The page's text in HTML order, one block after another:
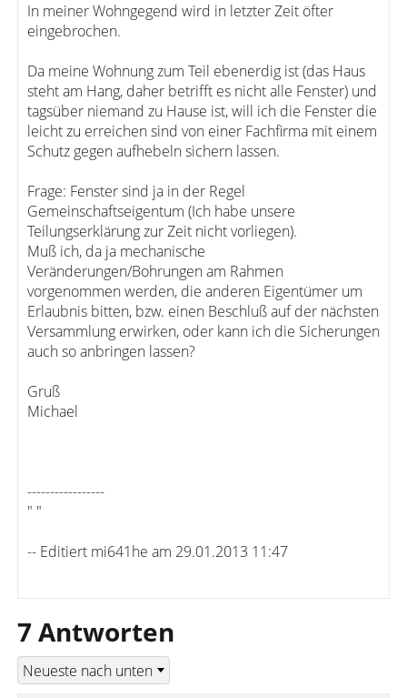
In meiner Wohngegend wird in letzter Zeit öfter
eingebrochen.
Da meine Wohnung zum Teil ebenerdig ist (das Haus
steht am Hang, daher betrifft es nicht alle Fenster) und
tagsüber niemand zu Hause ist, will ich die Fenster die
leicht zu erreichen sind von einer Fachfirma mit einem
Schutz gegen aufhebeln sichern lassen.
Frage: Fenster sind ja in der Regel
Gemeinschaftseigentum (Ich habe unsere
Teilungserklärung zur Zeit nicht vorliegen).
Muß ich, da ja mechanische
Veränderungen/Bohrungen am Rahmen
vorgenommen werden, die anderen Eigentümer um
Erlaubnis bitten, bzw. einen Beschluß auf der nächsten
Versammlung erwirken, oder kann ich die Sicherungen
auch so anbringen lassen?
Gruß
Michael
-----------------
" "
-- Editiert mi641he am 29.01.2013 11:47
7 Antworten